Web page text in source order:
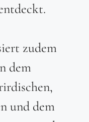
zudem
dem
und dem